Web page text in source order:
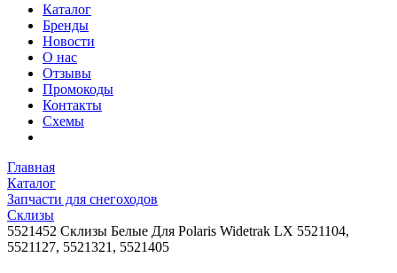
Каталог
Бренды
Новости
О нас
Отзывы
Промокоды
Контакты
Схемы
Главная
Каталог
Запчасти для снегоходов
Склизы
5521452 Склизы Белые Для Polaris Widetrak LX 5521104,
5521127, 5521321, 5521405